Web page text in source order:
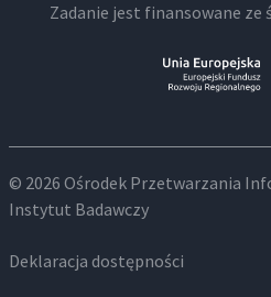
Zadanie jest finansowane ze
© 2026 Ośrodek Przetwarzania
Instytut Badawczy
Deklaracja dostępności